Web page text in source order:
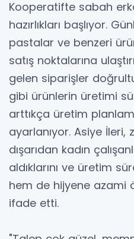
Kooperatifte sabah
hazırlıkları başlıyor.
pastalar ve benzeri
satış noktalarına
gelen siparişler
gibi ürünlerin üretimi
arttıkça üretim
ayarlanıyor. Asiye
dışarıdan kadın
aldıklarını ve üretim
hem de hijyene azami
ifade etti.